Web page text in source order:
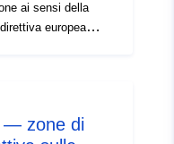
ai sensi della
europea
la strategia di
rischio di alluvioni
— zone di